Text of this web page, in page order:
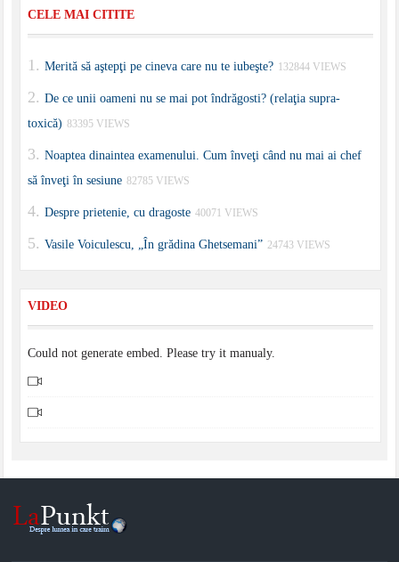
CELE MAI CITITE
Merită să aştepţi pe cineva care nu te iubeşte? 132844 VIEWS
De ce unii oameni nu se mai pot îndrăgosti? (relaţia supra-
toxică) 83395 VIEWS
Noaptea dinaintea examenului. Cum înveţi când nu mai ai chef
să înveţi în sesiune 82785 VIEWS
Despre prietenie, cu dragoste 40071 VIEWS
Vasile Voiculescu, „În grădina Ghetsemani” 24743 VIEWS
VIDEO
Could not generate embed. Please try it manualy.